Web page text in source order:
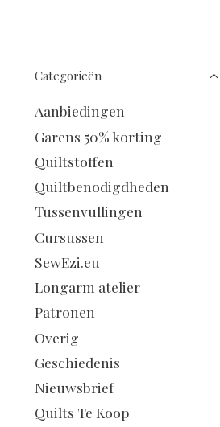
Categorieën
Aanbiedingen
Garens 50% korting
Quiltstoffen
Quiltbenodigdheden
Tussenvullingen
Cursussen
SewEzi.eu
Longarm atelier
Patronen
Overig
Geschiedenis
Nieuwsbrief
Quilts Te Koop